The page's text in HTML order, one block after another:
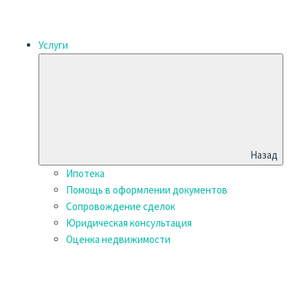
Услуги
Назад
Ипотека
Помощь в оформлении документов
Сопровождение сделок
Юридическая консультация
Оценка недвижимости